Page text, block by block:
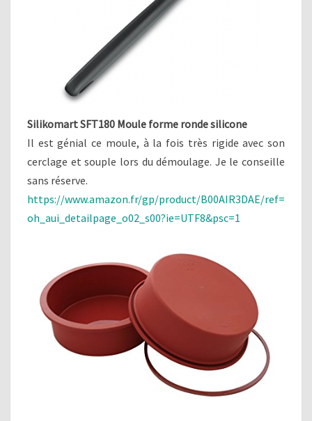
Silikomart SFT180 Moule forme ronde silicone
Il est génial ce moule, à la fois très rigide avec son
cerclage et souple lors du démoulage. Je le conseille
sans réserve.
https://www.amazon.fr/gp/product/B00AIR3DAE/ref=
oh_aui_detailpage_o02_s00?ie=UTF8&psc=1